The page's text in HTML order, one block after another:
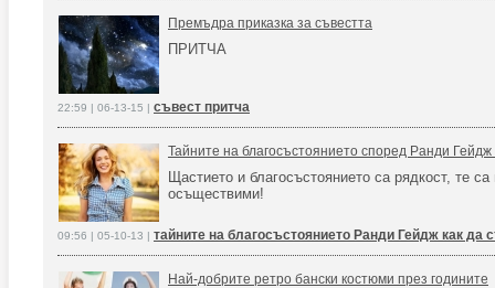
Премъдра приказка за съвестта
ПРИТЧА
22:59 | 06-13-15 | съвест притча
Тайните на благосъстоянието според Ранди Гейдж
Щастието и благосъстоянието са рядкост, те
осъществими!
09:56 | 05-10-13 | тайните на благосъстоянието Ранди Гейдж как да
Най-добрите ретро бански костюми през годините